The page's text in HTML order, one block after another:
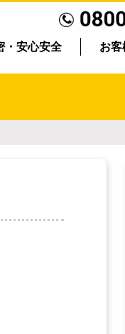
・安心安全 お客